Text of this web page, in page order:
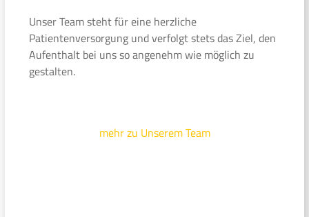
Unser Team steht für eine herzliche
Patientenversorgung und verfolgt stets das Ziel, den
Aufenthalt bei uns so angenehm wie möglich zu
gestalten.
mehr zu Unserem Team